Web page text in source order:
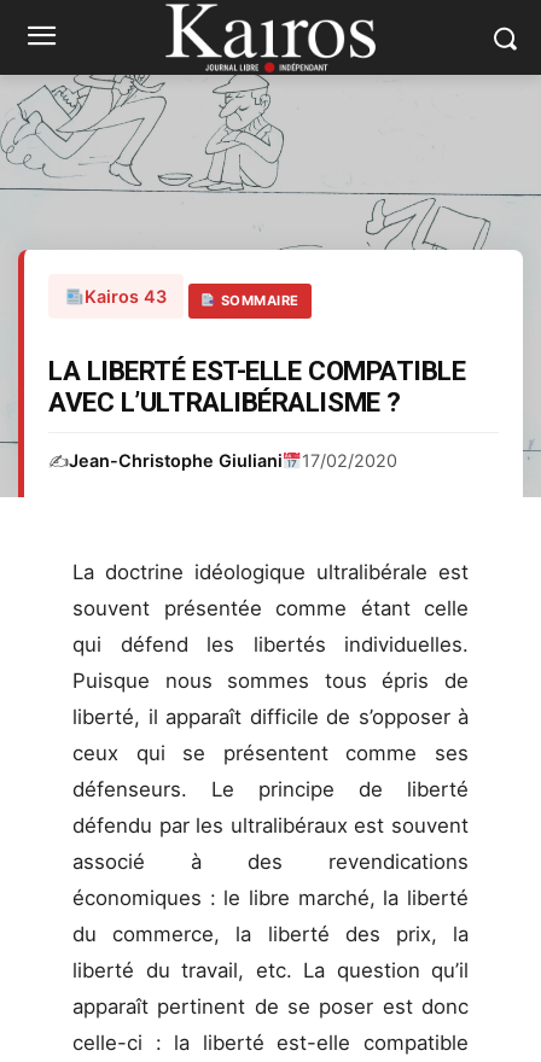
Kairos 43 SOMMAIRE
LA LIBERTÉ EST-ELLE COMPATIBLE
AVEC L’ULTRALIBÉRALISME ?
✍️Jean-Christophe Giuliani 17/02/2020
La doctrine idéologique ultralibérale est
souvent présentée comme étant celle
qui défend les libertés individuelles.
Puisque nous sommes tous épris de
liberté, il apparaît difficile de s’opposer à
ceux qui se présentent comme ses
défenseurs. Le principe de liberté
défendu par les ultralibéraux est souvent
associé à des revendications
économiques : le libre marché, la liberté
du commerce, la liberté des prix, la
liberté du travail, etc. La question qu’il
apparaît pertinent de se poser est donc
celle-ci : la liberté est-elle compatible